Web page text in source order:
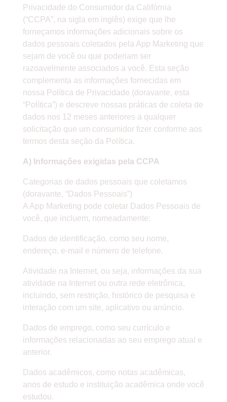
Privacidade do Consumidor da Califórnia
(“CCPA”, na sigla em inglês) exige que lhe
forneçamos informações adicionais sobre os
dados pessoais coletados pela App Marketing que
sejam de você ou que poderiam ser
razoavelmente associados a você. Esta seção
complementa as informações fornecidas em
nossa Política de Privacidade (doravante, esta
“Política”) e descreve nossas práticas de coleta de
dados nos 12 meses anteriores a qualquer
solicitação que um consumidor fizer conforme aos
termos desta seção da Política.
A) Informações exigidas pela CCPA
Categorias de dados pessoais que coletamos
(doravante, “Dados Pessoais”)
A App Marketing pode coletar Dados Pessoais de
você, que incluem, nomeadamente:
Dados de identificação, como seu nome,
endereço, e-mail e número de telefone.
Atividade na Internet, ou seja, informações da sua
atividade na Internet ou outra rede eletrônica,
incluindo, sem restrição, histórico de pesquisa e
interação com um site, aplicativo ou anúncio.
Dados de emprego, como seu currículo e
informações relacionadas ao seu emprego atual e
anterior.
Dados acadêmicos, como notas acadêmicas,
anos de estudo e instituição acadêmica onde você
estudou.